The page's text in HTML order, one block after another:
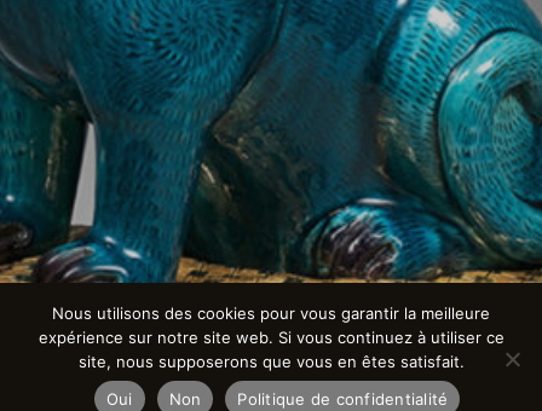
Nous utilisons des cookies pour vous garantir la meilleure
expérience sur notre site web. Si vous continuez à utiliser ce
site, nous supposerons que vous en êtes satisfait.
Oui
Non Politique de confidentialité